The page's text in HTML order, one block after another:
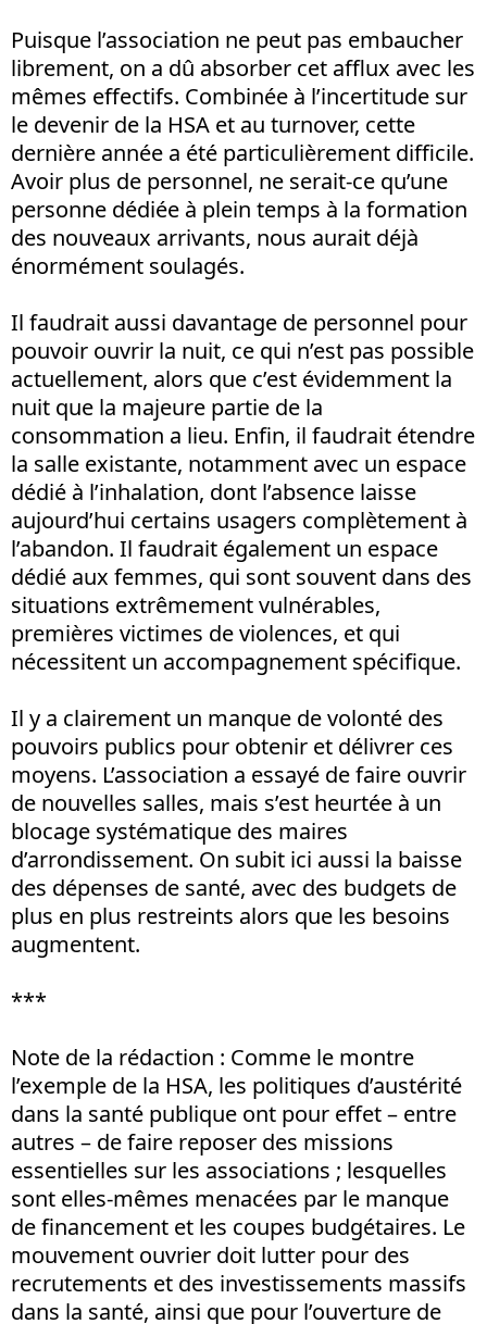
Puisque l’association ne peut pas embaucher
librement, on a dû absorber cet afflux avec les
mêmes effectifs. Combinée à l’incertitude sur
le devenir de la HSA et au turnover, cette
dernière année a été particulièrement difficile.
Avoir plus de personnel, ne serait-ce qu’une
personne dédiée à plein temps à la formation
des nouveaux arrivants, nous aurait déjà
énormément soulagés.
Il faudrait aussi davantage de personnel pour
pouvoir ouvrir la nuit, ce qui n’est pas possible
actuellement, alors que c’est évidemment la
nuit que la majeure partie de la
consommation a lieu. Enfin, il faudrait étendre
la salle existante, notamment avec un espace
dédié à l’inhalation, dont l’absence laisse
aujourd’hui certains usagers complètement à
l’abandon. Il faudrait également un espace
dédié aux femmes, qui sont souvent dans des
situations extrêmement vulnérables,
premières victimes de violences, et qui
nécessitent un accompagnement spécifique.
Il y a clairement un manque de volonté des
pouvoirs publics pour obtenir et délivrer ces
moyens. L’association a essayé de faire ouvrir
de nouvelles salles, mais s’est heurtée à un
blocage systématique des maires
d’arrondissement. On subit ici aussi la baisse
des dépenses de santé, avec des budgets de
plus en plus restreints alors que les besoins
augmentent.
***
Note de la rédaction : Comme le montre
l’exemple de la HSA, les politiques d’austérité
dans la santé publique ont pour effet – entre
autres – de faire reposer des missions
essentielles sur les associations ; lesquelles
sont elles-mêmes menacées par le manque
de financement et les coupes budgétaires. Le
mouvement ouvrier doit lutter pour des
recrutements et des investissements massifs
dans la santé, ainsi que pour l’ouverture de